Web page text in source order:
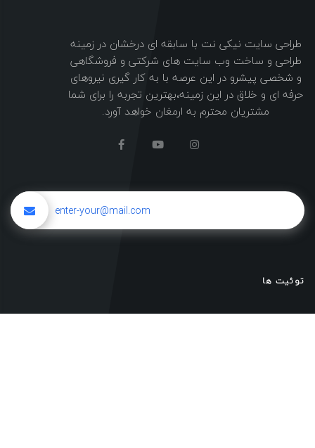
طراحی سایت نیکی نت با سابقه ای درخشان در زمینه
طراحی و ساخت وب سایت های شرکتی و فروشگاهی
و شخصی پیشرو در این عرصه با به کار گیری نیروهای
حرفه ای و خلاق در این زمینه،بهترین تجربه را برای شما
مشتریان محترم به ارمغان خواهد آورد.
توئیت ها